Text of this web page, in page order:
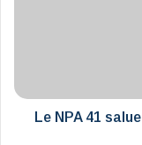
Ibrahim
Abdallah
Le NPA 41